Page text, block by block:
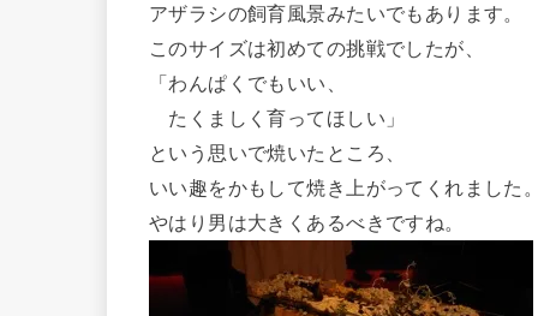
アザラシの飼育風景みたいでもあります。
このサイズは初めての挑戦でしたが、
「わんぱくでもいい、
たくましく育ってほしい」
という思いで焼いたところ、
いい趣をかもして焼き上がってくれました
やはり男は大きくあるべきですね。